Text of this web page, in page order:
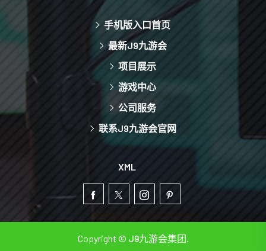
手机版入口首页
最新J9九游会
项目展示
游戏中心
公司服务
联系J9九游会官网
XML
Copyright © J9九游会集团.